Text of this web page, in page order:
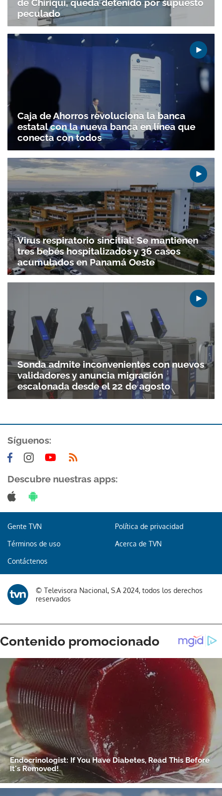
Gracias por suscribirte a nuestro boletín.
ACEPTAR
de Chiriquí, queda detenido por supuesto
peculado
Caja de Ahorros revoluciona la banca
estatal con la nueva banca en línea que
conecta con todos
Virus respiratorio sincitial: Se mantienen
tres bebés hospitalizados y 36 casos
acumulados en Panamá Oeste
Sonda admite inconvenientes con nuevos
validadores y anuncia migración
escalonada desde el 22 de agosto
Síguenos:
Descubre nuestras apps:
Gente TVN Política de privacidad
Términos de uso Acerca de TVN
Contáctenos
© Televisora Nacional, S.A 2024, todos los derechos
reservados